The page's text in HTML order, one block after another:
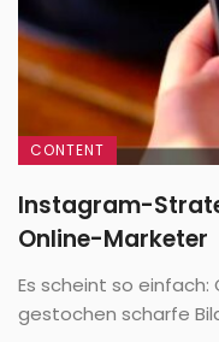
CONTENT
Instagram-
Online-Marketer
Es scheint so
gestochen scharfe